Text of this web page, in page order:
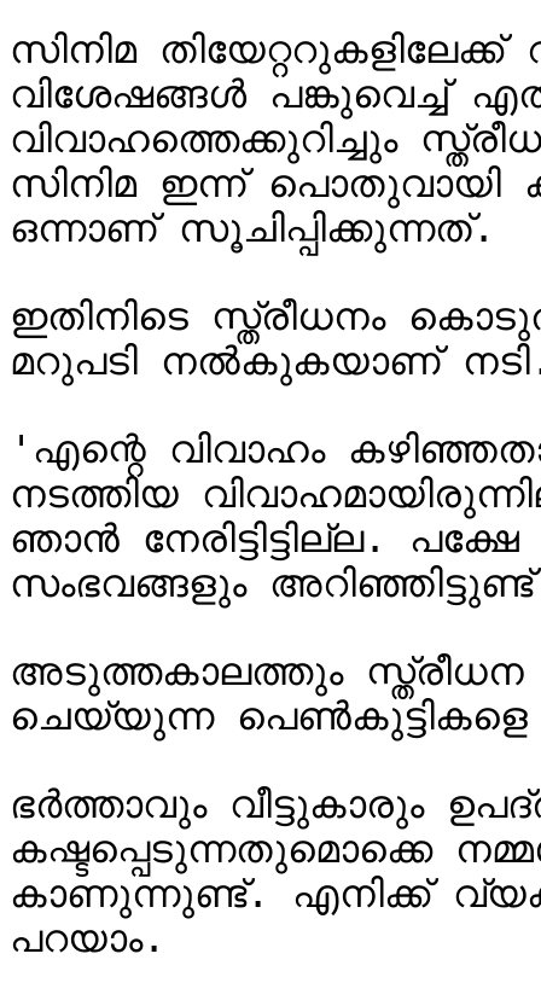
സിനിമ
വിശേഷങ്ങള്‍ പങ്കുവെച്ച്
വിവാഹത്തെക്കുറിച്ചും
സിനിമ ഇന്ന് പൊതുവായി
ഒന്നാണ് സൂചിപ്പിക്കുന്നത്.
ഇതിനിടെ സ്ത്രീധനം
മറുപടി നല്‍കുകയാണ്
'എന്റെ വിവാഹം
നടത്തിയ
ഞാന്‍ നേരിട്ടിട്ടില്ല.
സംഭവങ്ങളും
അടുത്തകാലത്തും
ചെയ്യുന്ന പെണ്‍കുട്ടികളെ
ഭര്‍ത്താവും വീട്ടുകാരും
കഷ്ടപ്പെടുന്നതുമൊക്കെ
കാണുന്നുണ്ട്. എനിക്ക്
പറയാം.